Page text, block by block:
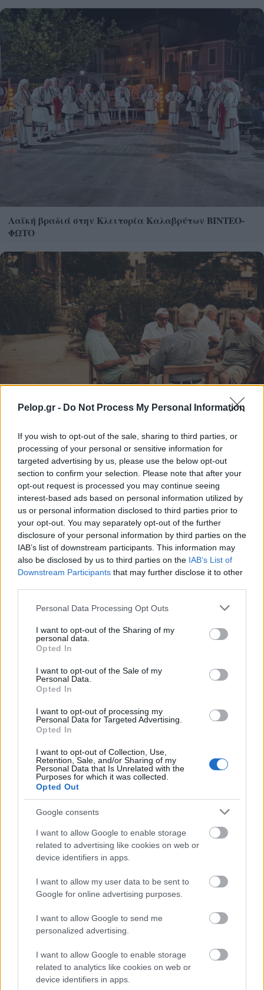
Pelop.gr - Do Not Process My Personal Information
If you wish to opt-out of the sale, sharing to third parties, or
processing of your personal or sensitive information for
targeted advertising by us, please use the below opt-out
section to confirm your selection. Please note that after your
opt-out request is processed you may continue seeing
interest-based ads based on personal information utilized by
us or personal information disclosed to third parties prior to
your opt-out. You may separately opt-out of the further
disclosure of your personal information by third parties on the
IAB’s list of downstream participants. This information may
also be disclosed by us to third parties on the IAB’s List of
Downstream Participants that may further disclose it to other
Please note that this website/app uses one or more Google
not limited to your visit or usage behaviour. You may click to
grant or deny consent to Google and its third-party tags to
use your data for below specified purposes in below Google
consent section.
Personal Data Processing Opt Outs
I want to opt-out of the Sharing of my
personal data.
Opted In
I want to opt-out of the Sale of my
Personal Data.
Opted In
I want to opt-out of processing my
Personal Data for Targeted Advertising.
Opted In
I want to opt-out of Collection, Use,
Retention, Sale, and/or Sharing of my
Personal Data that Is Unrelated with the
Purposes for which it was collected.
Opted Out
Google consents
I want to allow Google to enable storage
related to advertising like cookies on web or
device identifiers in apps.
I want to allow my user data to be sent to
Google for online advertising purposes.
I want to allow Google to send me
personalized advertising.
I want to allow Google to enable storage
related to analytics like cookies on web or
device identifiers in apps.
Λαϊκή βραδιά στην Κλειτορία Καλαβρύτων ΒΙΝΤΕΟ-
ΦΩΤΟ
Ποιοι δικαιούνται σύνταξη 409 ευρώ χωρίς ένσημα
Το X πληρώνει πλέον μόνο για πρωτότυπο περιεχόμενο
και με δυο προυποθέσεις
Η οικογένεια του Αστέρα Τεμένης για τον Δημήτρη
Μητρόπουλο